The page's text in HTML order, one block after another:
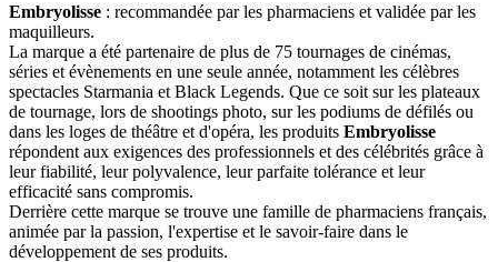
Embryolisse : recommandée par les pharmaciens et validée par les
maquilleurs.
La marque a été partenaire de plus de 75 tournages de cinémas,
séries et évènements en une seule année, notamment les célèbres
spectacles Starmania et Black Legends. Que ce soit sur les plateaux
de tournage, lors de shootings photo, sur les podiums de défilés ou
dans les loges de théâtre et d'opéra, les produits Embryolisse
répondent aux exigences des professionnels et des célébrités grâce à
leur fiabilité, leur polyvalence, leur parfaite tolérance et leur
efficacité sans compromis.
Derrière cette marque se trouve une famille de pharmaciens français,
animée par la passion, l'expertise et le savoir-faire dans le
développement de ses produits.